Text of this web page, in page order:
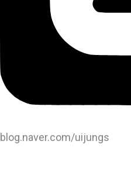
blog.naver.com/uijungs